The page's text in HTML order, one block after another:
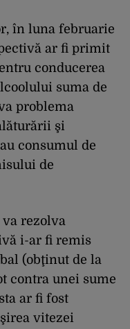
în luna februarie
ar fi primit
conducerea
suma de
problema
şi
consumul de
de
va rezolva
i-ar fi remis
(obţinut de la
contra unei sume
ar fi fost
vitezei